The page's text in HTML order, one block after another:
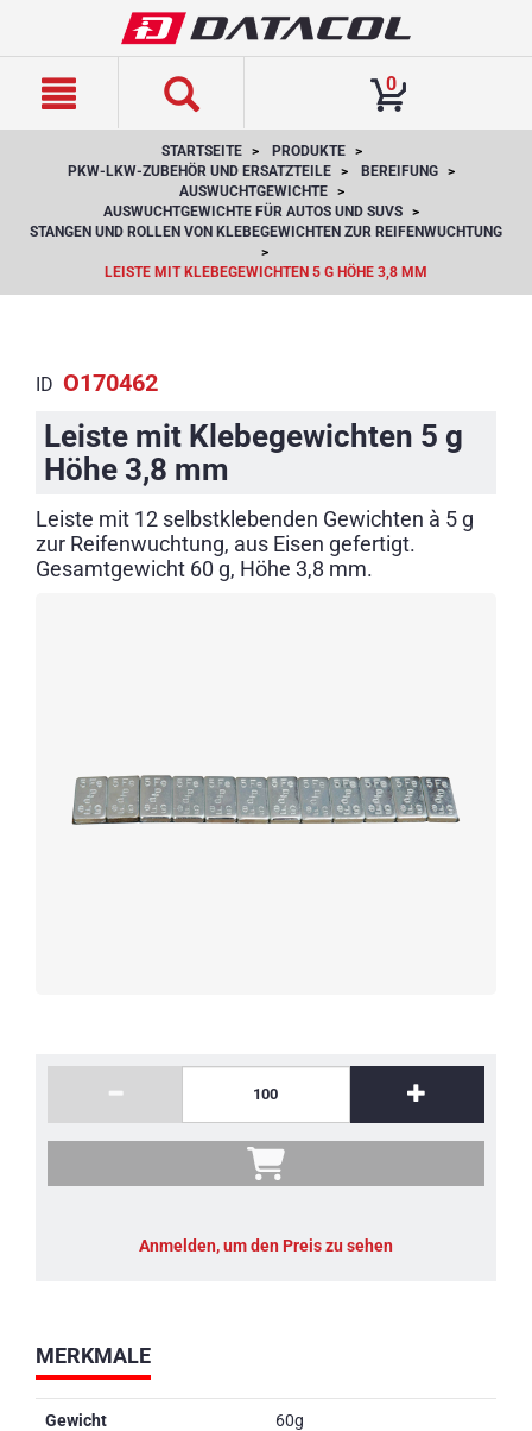
0
STARTSEITE
PRODUKTE
PKW-LKW-ZUBEHÖR UND ERSATZTEILE
BEREIFUNG
AUSWUCHTGEWICHTE
AUSWUCHTGEWICHTE FÜR AUTOS UND SUVS
STANGEN UND ROLLEN VON KLEBEGEWICHTEN ZUR REIFENWUCHTUNG
LEISTE MIT KLEBEGEWICHTEN 5 G HÖHE 3,8 MM
ID O170462
Leiste mit Klebegewichten 5 g
Höhe 3,8 mm
Leiste mit 12 selbstklebenden Gewichten à 5 g
zur Reifenwuchtung, aus Eisen gefertigt.
Gesamtgewicht 60 g, Höhe 3,8 mm.
MERKMALE
Gewicht 60g
Anmelden, um den Preis zu sehen